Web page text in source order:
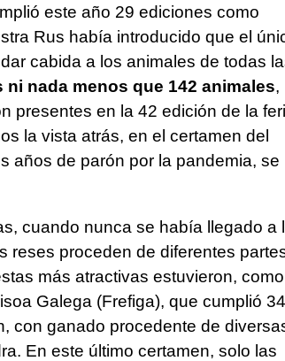
este año 29 ediciones como
Rus había introducido que el
cabida a los animales de todas
ni nada menos que 142 animales,
presentes en la 42 edición de la
la vista atrás, en el certamen del
años de parón por la pandemia, se
cuando nunca se había llegado a
reses proceden de diferentes
más atractivas estuvieron, como
Galega (Frefiga), que cumplió 34
con ganado procedente de
En este último certamen, solo las